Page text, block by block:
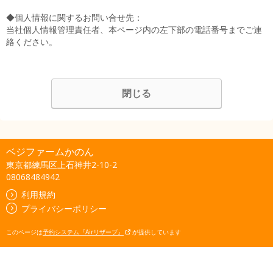
◆個人情報に関するお問い合せ先：
当社個人情報管理責任者、本ページ内の左下部の電話番号までご連
絡ください。
閉じる
ベジファームかのん
東京都練馬区上石神井2-10-2
08068484942
利用規約
プライバシーポリシー
このページは予約システム『Airリザーブ』 が提供しています